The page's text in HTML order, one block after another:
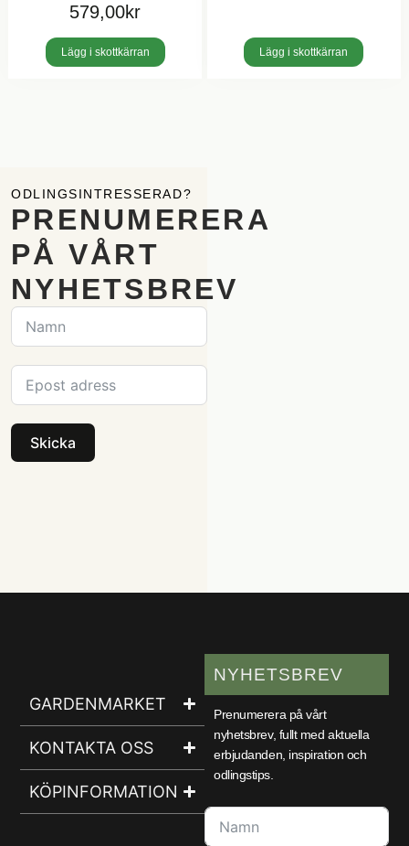
579,00kr
Lägg i skottkärran Lägg i skottkärran
ODLINGSINTRESSERAD?
PRENUMERERA
PÅ VÅRT
NYHETSBREV
Skicka
GARDENMARKET
KONTAKTA OSS
KÖPINFORMATION
NYHETSBREV
Prenumerera på vårt
nyhetsbrev, fullt med aktuella
erbjudanden, inspiration och
odlingstips.